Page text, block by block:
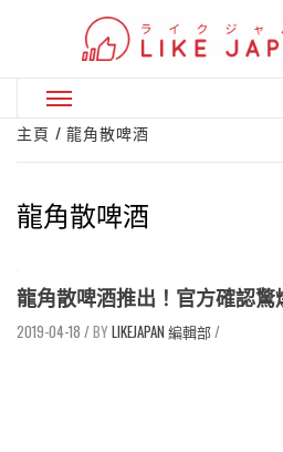
Primary
Menu
主頁 龍角散啤酒
龍角散啤酒
龍角散啤酒推出！官方確認驚
2019-04-18 / LIKEJAPAN 編輯部/